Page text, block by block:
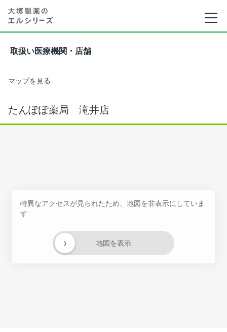
取扱い医療機関・店舗
マップを見る
たんぽぽ薬局 滝井店
特異なアクセスが見られたため、地図を非表示にしていま
す
地図を表示
›